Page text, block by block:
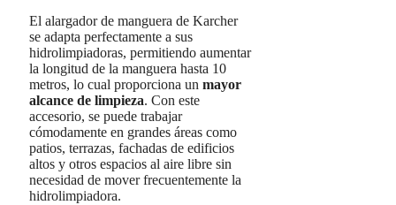
El alargador de manguera de Karcher
se adapta perfectamente a sus
hidrolimpiadoras, permitiendo aumentar
la longitud de la manguera hasta 10
metros, lo cual proporciona un mayor
alcance de limpieza. Con este
accesorio, se puede trabajar
cómodamente en grandes áreas como
patios, terrazas, fachadas de edificios
altos y otros espacios al aire libre sin
necesidad de mover frecuentemente la
hidrolimpiadora.